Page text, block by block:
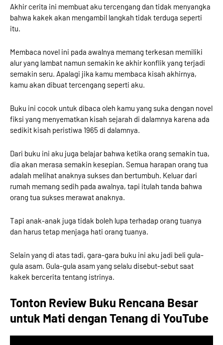
Akhir cerita ini membuat aku tercengang dan tidak menyangka
bahwa kakek akan mengambil langkah tidak terduga seperti
itu.
Membaca novel ini pada awalnya memang terkesan memiliki
alur yang lambat namun semakin ke akhir konflik yang terjadi
semakin seru. Apalagi jika kamu membaca kisah akhirnya,
kamu akan dibuat tercengang seperti aku.
Buku ini cocok untuk dibaca oleh kamu yang suka dengan novel
fiksi yang menyematkan kisah sejarah di dalamnya karena ada
sedikit kisah peristiwa 1965 di dalamnya.
Dari buku ini aku juga belajar bahwa ketika orang semakin tua,
dia akan merasa semakin kesepian. Semua harapan orang tua
adalah melihat anaknya sukses dan bertumbuh. Keluar dari
rumah memang sedih pada awalnya, tapi itulah tanda bahwa
orang tua sukses merawat anaknya.
Tapi anak-anak juga tidak boleh lupa terhadap orang tuanya
dan harus tetap menjaga hati orang tuanya.
Selain yang di atas tadi, gara-gara buku ini aku jadi beli gula-
gula asam. Gula-gula asam yang selalu disebut-sebut saat
kakek bercerita tentang istrinya.
Tonton Review Buku Rencana Besar
untuk Mati dengan Tenang di YouTube